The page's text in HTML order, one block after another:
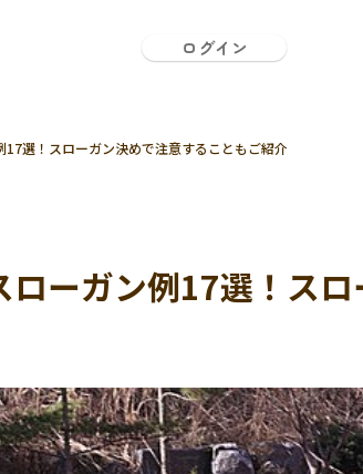
ログイン
17選！スローガン決めで注意することもご紹介
ローガン例17選！ス